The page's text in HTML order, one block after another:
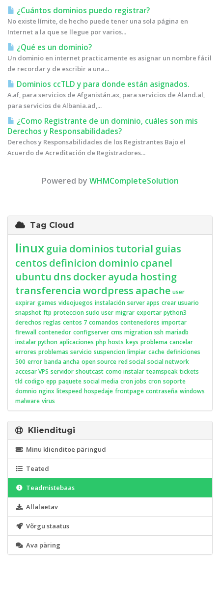
¿Cuántos dominios puedo registrar?
No existe límite, de hecho puede tener una sola página en
Internet a la que se llegue por varios...
¿Qué es un dominio?
Un dominio en internet practicamente es asignar un nombre fácil
de recordar y de escribir a una...
Dominios ccTLD y para donde están asignados.
A.af, para servicios de Afganistán.ax, para servicios de Åland.al,
para servicios de Albania.ad,...
¿Como Registrante de un dominio, cuáles son mis
Derechos y Responsabilidades?
Derechos y Responsabilidades de los Registrantes Bajo el
Acuerdo de Acreditación de Registradores...
Powered by WHMCompleteSolution
Tag Cloud
linuxguia dominios tutorial guias
centos definicion dominiocpanel
ubuntu dns dockerayuda hosting
transferenciawordpress apache user
expirar games videojuegos instalación server apps crear usuario
snapshot ftp proteccion sudo user migrar exportar python3
derechos reglas centos 7 comandos contenedores importar
firewall contenedor configserver cms migration ssh mariadb
instalar python aplicaciones php hosts keys problema cancelar
errores problemas servicio suspencion limpiar cache definiciones
500 error banda ancha open source red social social network
accesar VPS servidor shoutcast como instalar teamspeak tickets
tld codigo epp paquete social media cron jobs cron soporte
domnio nginx litespeed hospedaje frontpage contraseña windows
malware virus
Klienditugi
Minu klienditoe päringud
Teated
Teadmistebaas
Allalaetav
Võrgu staatus
Ava päring